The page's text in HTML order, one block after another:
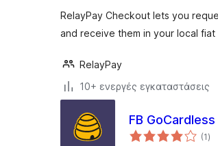
RelayPay Checkout lets you
and receive them in your local fiat
RelayPay
10+ ενεργές εγκαταστάσεις
FB
(1)